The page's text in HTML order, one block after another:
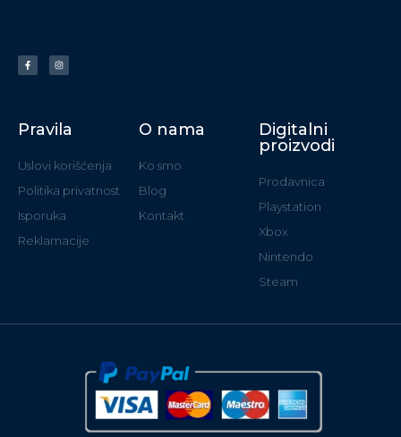
Pravila
Uslovi korišćenja
Politika privatnost
Isporuka
Reklamacije
O nama
Ko smo
Blog
Kontakt
Digitalni
proizvodi
Prodavnica
Playstation
Xbox
Nintendo
Steam